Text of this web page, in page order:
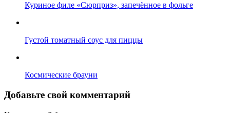
Куриное филе «Сюрприз», запечённое в фольге
Густой томатный соус для пиццы
Космические брауни
Добавьте свой комментарий